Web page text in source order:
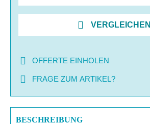
VERGLEICHEN
OFFERTE EINHOLEN
FRAGE ZUM ARTIKEL?
BESCHREIBUNG